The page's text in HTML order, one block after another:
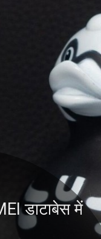
डाटाबेस में